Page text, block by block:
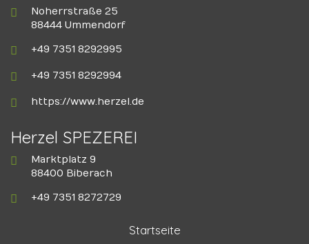
Noherrstraße 25
88444 Ummendorf
+49 7351 8292995
+49 7351 8292994
https://www.herzel.de
Herzel SPEZEREI
Marktplatz 9
88400 Biberach
+49 7351 8272729
Startseite